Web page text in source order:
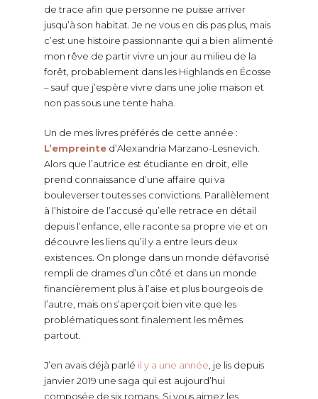
de trace afin que personne ne puisse arriver
jusqu’à son habitat. Je ne vous en dis pas plus, mais
c’est une histoire passionnante qui a bien alimenté
mon rêve de partir vivre un jour au milieu de la
forêt, probablement dans les Highlands en Écosse
– sauf que j’espère vivre dans une jolie maison et
non pas sous une tente haha.
Un de mes livres préférés de cette année :
L’empreinted’Alexandria Marzano-Lesnevich.
Alors que l’autrice est étudiante en droit, elle
prend connaissance d’une affaire qui va
bouleverser toutes ses convictions. Parallèlement
à l’histoire de l’accusé qu’elle retrace en détail
depuis l’enfance, elle raconte sa propre vie et on
découvre les liens qu’il y a entre leurs deux
existences. On plonge dans un monde défavorisé
rempli de drames d’un côté et dans un monde
financièrement plus à l’aise et plus bourgeois de
l’autre, mais on s’aperçoit bien vite que les
problématiques sont finalement les mêmes
partout.
J’en avais déjà parlé il y a une année , je lis depuis
janvier 2019 une saga qui est aujourd’hui
composée de six romans. Si vous aimez les